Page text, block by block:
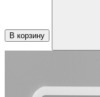
В корзину